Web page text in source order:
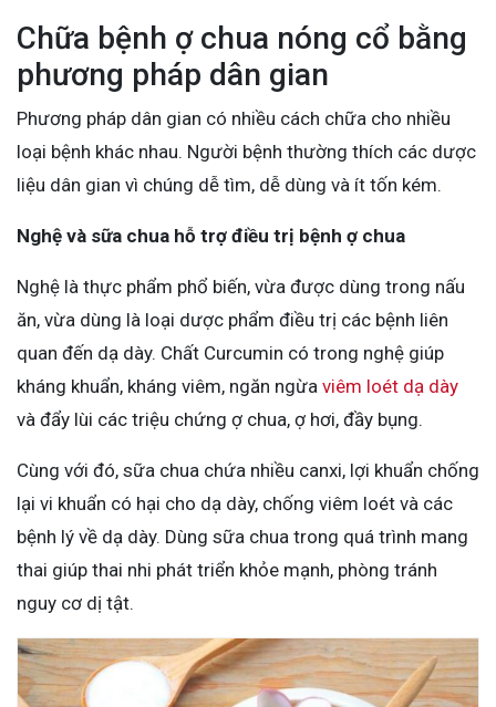
Chữa bệnh ợ chua nóng cổ bằng
phương pháp dân gian
Phương pháp dân gian có nhiều cách chữa cho nhiều
loại bệnh khác nhau. Người bệnh thường thích các dược
liệu dân gian vì chúng dễ tìm, dễ dùng và ít tốn kém.
Nghệ và sữa chua hỗ trợ điều trị bệnh ợ chua
Nghệ là thực phẩm phổ biến, vừa được dùng trong nấu
ăn, vừa dùng là loại dược phẩm điều trị các bệnh liên
quan đến dạ dày. Chất Curcumin có trong nghệ giúp
kháng khuẩn, kháng viêm, ngăn ngừa viêm loét dạ dày
và đẩy lùi các triệu chứng ợ chua, ợ hơi, đầy bụng.
Cùng với đó, sữa chua chứa nhiều canxi, lợi khuẩn chống
lại vi khuẩn có hại cho dạ dày, chống viêm loét và các
bệnh lý về dạ dày. Dùng sữa chua trong quá trình mang
thai giúp thai nhi phát triển khỏe mạnh, phòng tránh
nguy cơ dị tật.